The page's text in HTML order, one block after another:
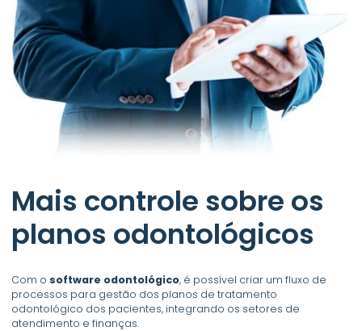
Mais controle sobre os
planos odontológicos
Com o software odontológico, é possível criar um fluxo de
processos para gestão dos planos de tratamento
odontológico dos pacientes, integrando os setores de
atendimento e finanças.